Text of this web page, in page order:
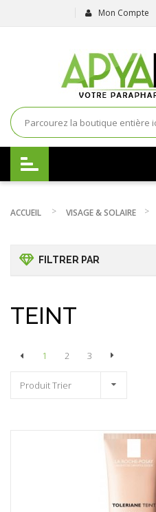
Mon Compte
ACCUEIL VISAGE & SOLAIRE
FILTRER PAR
TEINT
1 2 3
Produit Trier